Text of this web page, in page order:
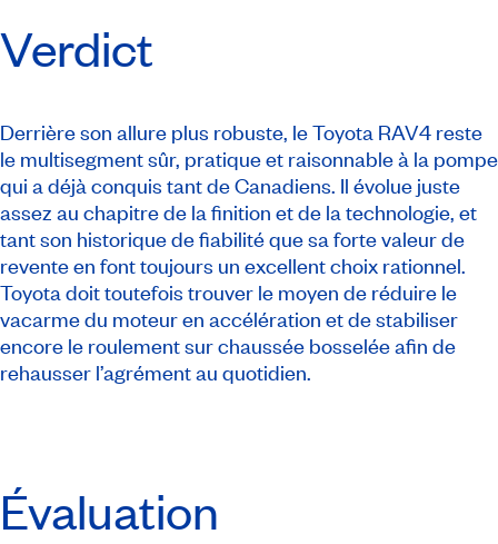
Verdict
Derrière son allure plus robuste, le Toyota RAV4 reste
le multisegment sûr, pratique et raisonnable à la pompe
qui a déjà conquis tant de Canadiens. Il évolue juste
assez au chapitre de la finition et de la technologie, et
tant son historique de fiabilité que sa forte valeur de
revente en font toujours un excellent choix rationnel.
Toyota doit toutefois trouver le moyen de réduire le
vacarme du moteur en accélération et de stabiliser
encore le roulement sur chaussée bosselée afin de
rehausser l’agrément au quotidien.
Évaluation